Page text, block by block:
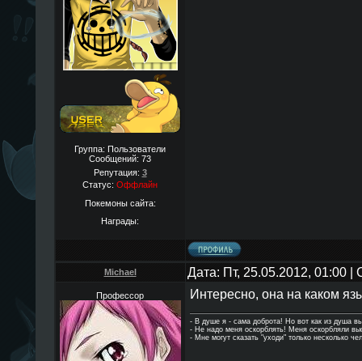
Группа: Пользователи
Сообщений: 73
Репутация: 3
Статус: Оффлайн
Покемоны сайта:
Награды:
Michael Дата: Пт, 25.05.2012, 01:00
Профессор Интересно, она на каком
- В душе я - сама доброта! Но вот как из душа
- Hе надо меня оскорблять! Меня оскорбляли
- Мне могут сказать "уходи" только несколько